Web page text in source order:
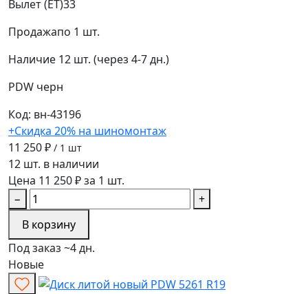
Вылет (ET)33
Продажапо 1 шт.
Наличие 12 шт. (через 4-7 дн.)
PDW черн
Код: вн-43196
+Скидка 20% на шиномонтаж
11 250 ₽ / 1 шт
12 шт. в наличии
Цена 11 250 ₽ за 1 шт.
−
+
В корзину
Под заказ ~4 дн.
Новые